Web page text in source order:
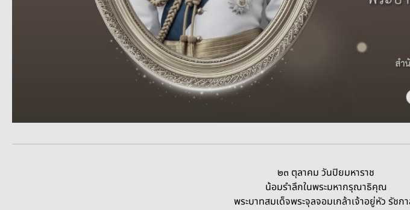
๒๓ ตุลาคม วันปิยมหาราช
น้อมรำลึกในพระมหากรุณาธิคุณ
พระบาทสมเด็จพระจุลจอมเกล้าเจ้าอยู่หัว รัชกาล